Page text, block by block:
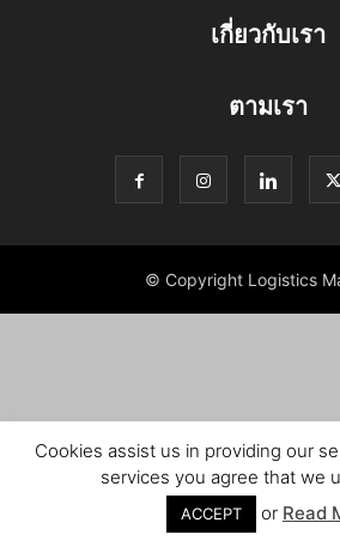
เกี่ยวกับเรา
ตามเรา
© Copyright Logistics
Cookies assist us in providing our
services you agree that we
ACCEPT or Read